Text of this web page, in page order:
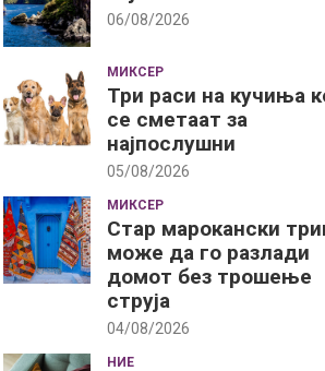
06/08/2026
МИКСЕР
Три раси на кучиња
се сметаат за
најпослушни
05/08/2026
МИКСЕР
Стар марокански
може да го разлади
домот без трошење
струја
04/08/2026
НИЕ